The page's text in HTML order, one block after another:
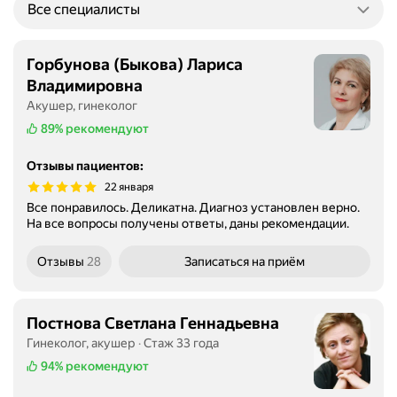
Все специалисты
Горбунова (Быкова) Лариса
Владимировна
Акушер, гинеколог
89% рекомендуют
Отзывы пациентов:
22 января
Все понравилось. Деликатна. Диагноз установлен верно.
На все вопросы получены ответы, даны рекомендации.
Отзывы 28 Записаться на приём
Постнова Светлана Геннадьевна
Гинеколог, акушер
Стаж 33 года
94% рекомендуют